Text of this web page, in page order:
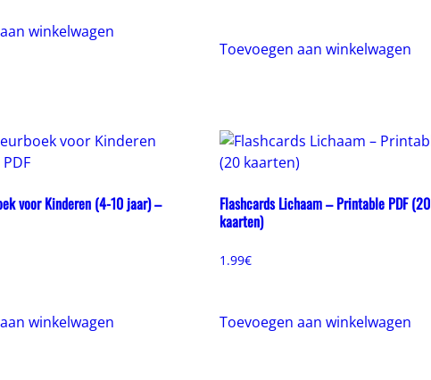
winkelwagen
Toevoegen aan winkelwagen
voor Kinderen (4-10 jaar) –
winkelwagen
Flashcards Lichaam – Printable PDF (20
kaarten)
1.99€
Toevoegen aan winkelwagen